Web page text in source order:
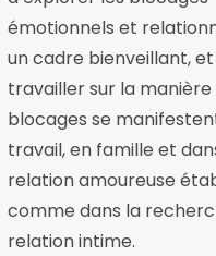
émotionnels et
un cadre bienveillant,
travailler sur la
blocages se
travail, en famille et
relation amoureuse
comme dans la
relation intime.